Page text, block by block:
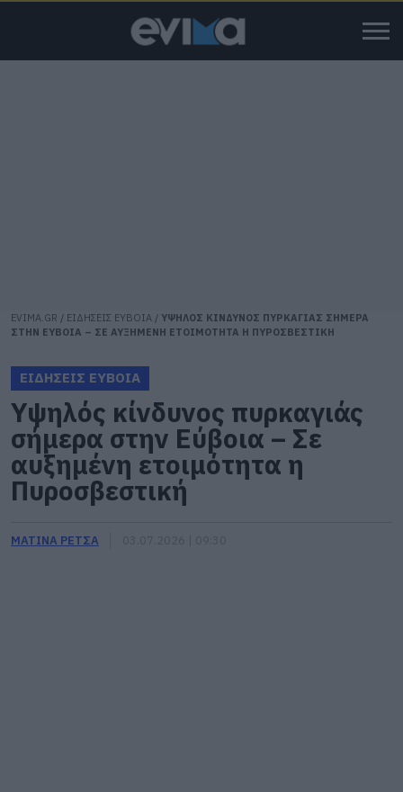
EVIMA.GR / ΕΙΔΗΣΕΙΣ ΕΥΒΟΙΑ / ΥΨΗΛΟΣ ΚΙΝΔΥΝΟΣ ΠΥΡΚΑΓΙΑΣ ΣΗΜΕΡΑ
ΣΤΗΝ ΕΥΒΟΙΑ – ΣΕ ΑΥΞΗΜΕΝΗ ΕΤΟΙΜΟΤΗΤΑ Η ΠΥΡΟΣΒΕΣΤΙΚΗ
ΕΙΔΗΣΕΙΣ ΕΥΒΟΙΑ
Υψηλός κίνδυνος πυρκαγιάς
σήμερα στην Εύβοια – Σε
αυξημένη ετοιμότητα η
Πυροσβεστική
ΜΑΤΙΝΑ ΡΕΤΣΑ